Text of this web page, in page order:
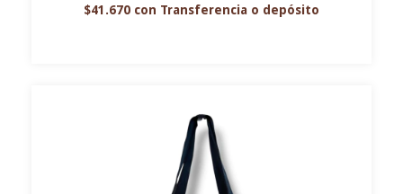
$41.670 con Transferencia o depósito